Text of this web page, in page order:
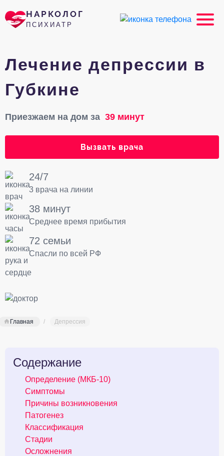
НАРКОЛОГ
ПСИХИАТР
Лечение депрессии в
Губкине
Приезжаем на дом за 39 минут
Вызвать врача
24/7
3 врача на линии
38 минут
Среднее время прибытия
72 семьи
Спасли по всей РФ
Главная Депрессия
Содержание
Определение (МКБ-10)
Симптомы
Причины возникновения
Патогенез
Классификация
Стадии
Осложнения